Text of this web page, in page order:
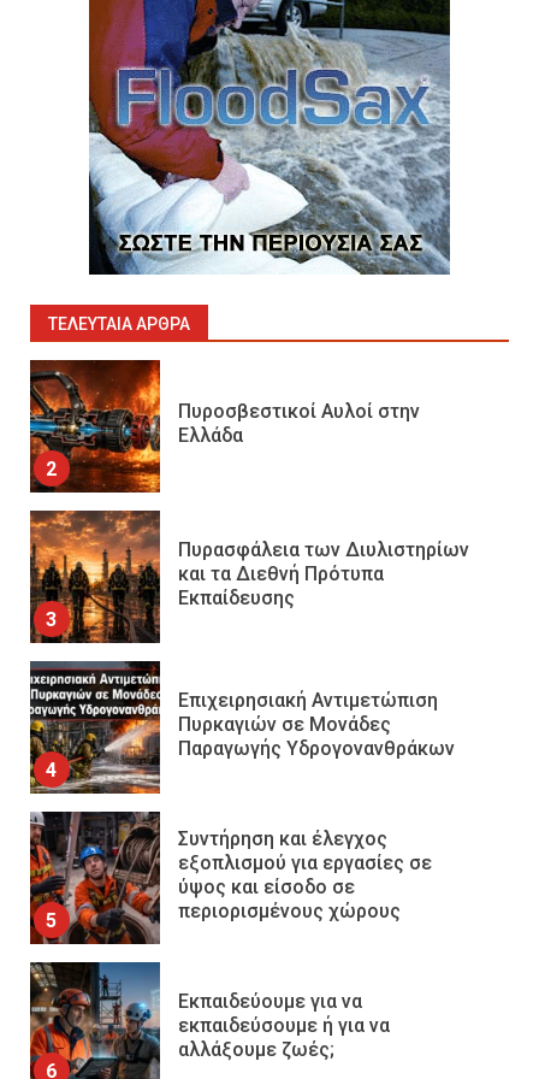
ΤΕΛΕΥΤΑΊΑ ΆΡΘΡΑ
Πυρόσβεση και Διάσωση σε
Ορυχεία
2
Πυροσβεστικοί Αυλοί στην
3
Πυρασφάλεια των Διυλιστηρίων
και τα Διεθνή Πρότυπα
Εκπαίδευσης
4
Επιχειρησιακή Αντιμετώπιση
Πυρκαγιών σε Μονάδες
Παραγωγής Υδρογονανθράκων
5
Συντήρηση και έλεγχος
εξοπλισμού για εργασίες σε
ύψος και είσοδο σε
περιορισμένους χώρους
6
Εκπαιδεύουμε για να
εκπαιδεύσουμε ή για να
αλλάξουμε ζωές;
7
Sprinklers: Ο «αόρατος φύλακας
άγγελος» πάνω από το κεφάλι
μας